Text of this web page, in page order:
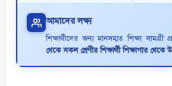
আমাদের লক্ষ্য
শিক্ষার্থীদের জন্য মানসম্মত শিক্ষা সামগ্রী
থেকে সকল শ্রেণীর শিক্ষার্থী শিক্ষাগার